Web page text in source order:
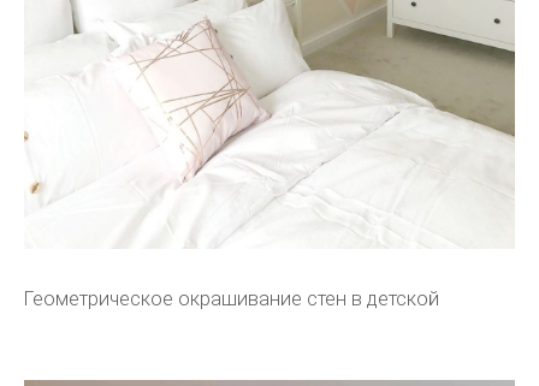
Геометрическое окрашивание стен в детской